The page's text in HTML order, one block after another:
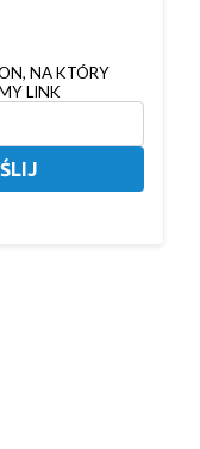
NA KTÓRY
LINK